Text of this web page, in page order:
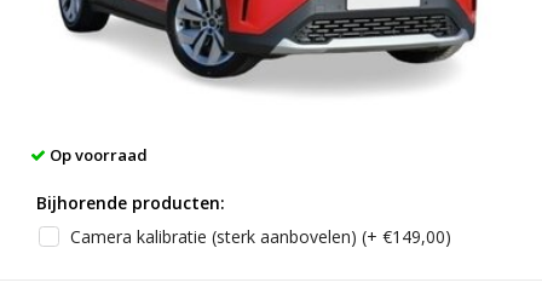
Op voorraad
Bijhorende producten:
Camera kalibratie (sterk aanbovelen) (+ €149,00)